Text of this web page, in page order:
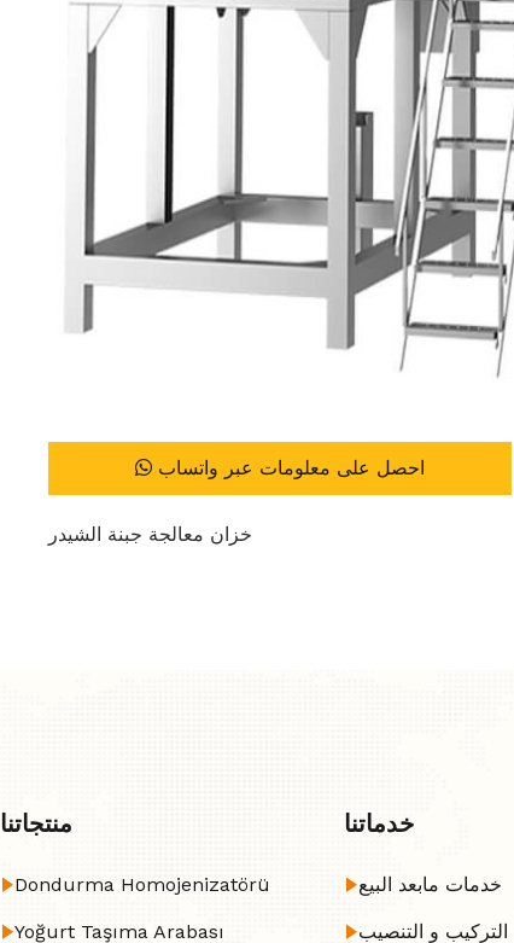
احصل على معلومات عبر واتساب
خزان معالجة جبنة الشيدر
منتجاتنا
Dondurma Homojenizatörü
Yoğurt Taşıma Arabası
خدماتنا
خدمات مابعد البيع
التركيب و التنصيب